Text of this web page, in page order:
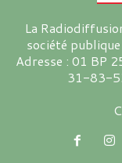
La
société
Adresse : 01 BP
31-83-